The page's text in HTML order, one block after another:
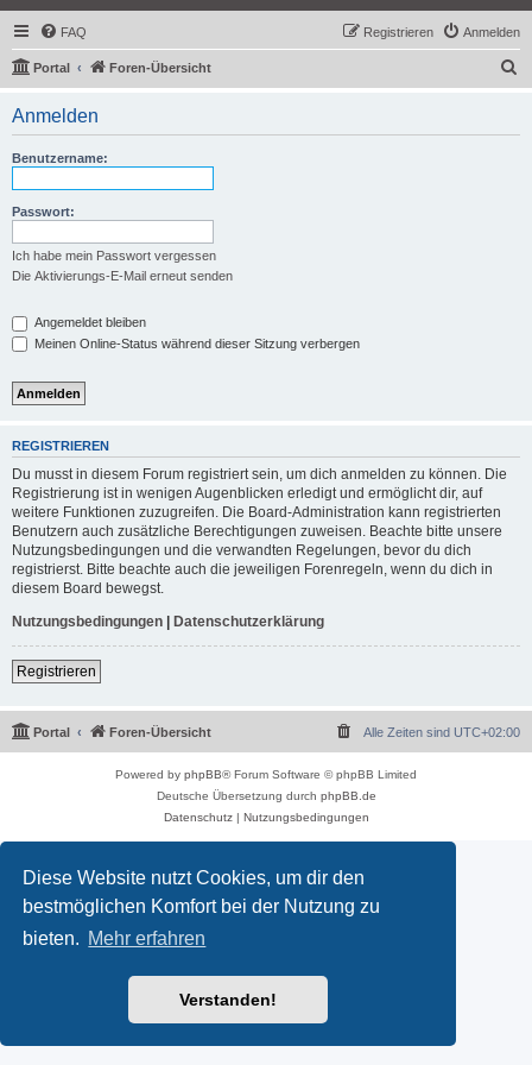
Diese Website nutzt Cookies, um dir den
bestmöglichen Komfort bei der Nutzung zu
bieten. Mehr erfahren
Verstanden!
FAQ Anmelden
Registrieren
Portal Foren-Übersicht
Anmelden
Benutzername:
Passwort:
Ich habe mein Passwort vergessen
Die Aktivierungs-E-Mail erneut senden
Angemeldet bleiben
Meinen Online-Status während dieser Sitzung verbergen
REGISTRIEREN
Du musst in diesem Forum registriert sein, um dich anmelden zu können. Die
Registrierung ist in wenigen Augenblicken erledigt und ermöglicht dir, auf
weitere Funktionen zuzugreifen. Die Board-Administration kann registrierten
Benutzern auch zusätzliche Berechtigungen zuweisen. Beachte bitte unsere
Nutzungsbedingungen und die verwandten Regelungen, bevor du dich
registrierst. Bitte beachte auch die jeweiligen Forenregeln, wenn du dich in
diesem Board bewegst.
Nutzungsbedingungen | Datenschutzerklärung
Registrieren
Portal Foren-Übersicht Alle Zeiten sind UTC+02:00
Powered by phpBB® Forum Software © phpBB Limited
Deutsche Übersetzung durch phpBB.de
Datenschutz| Nutzungsbedingungen